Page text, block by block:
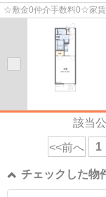
☆敷金0仲介手数料0☆家
該当
<<前へ 1
チェックした物